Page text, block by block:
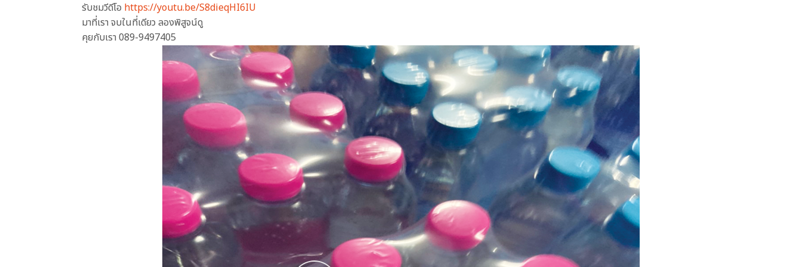
รับชมวีดีโอ https://youtu.be/S8dieqHI6IU
มาที่เรา จบในที่เดียว ลองพิสูจน์ดู
คุยกับเรา 089-9497405